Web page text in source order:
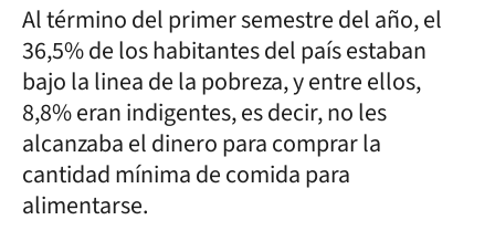
Al término del primer semestre del año, el
36,5% de los habitantes del país estaban
bajo la linea de la pobreza, y entre ellos,
8,8% eran indigentes, es decir, no les
alcanzaba el dinero para comprar la
cantidad mínima de comida para
alimentarse.